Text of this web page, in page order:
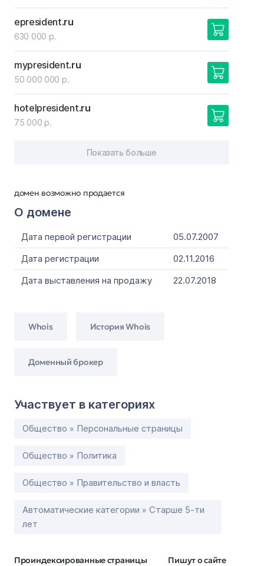
домен возможно продается
О домене
Дата первой регистрации
05.07.2007
Дата регистрации
02.11.2016
Дата выставления на продажу
22.07.2018
Whois История Whois
Доменный брокер
Участвует в категориях
Общество » Персональные страницы
Общество » Политика
Общество » Правительство и власть
Автоматические категории » Старше 5-ти
лет
Проиндексированные страницы Пишут о сайте
epresident.ru
630 000 р.
mypresident.ru
50 000 000 р.
hotelpresident.ru
75 000 р.
Показать больше